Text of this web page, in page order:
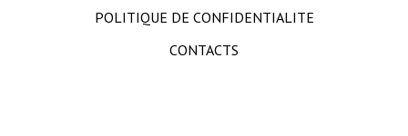
POLITIQUE DE CONFIDENTIALITE
CONTACTS